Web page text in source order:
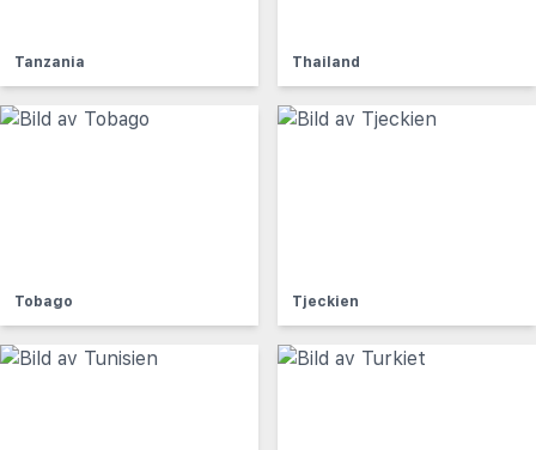
Tanzania Thailand
Tobago Tjeckien